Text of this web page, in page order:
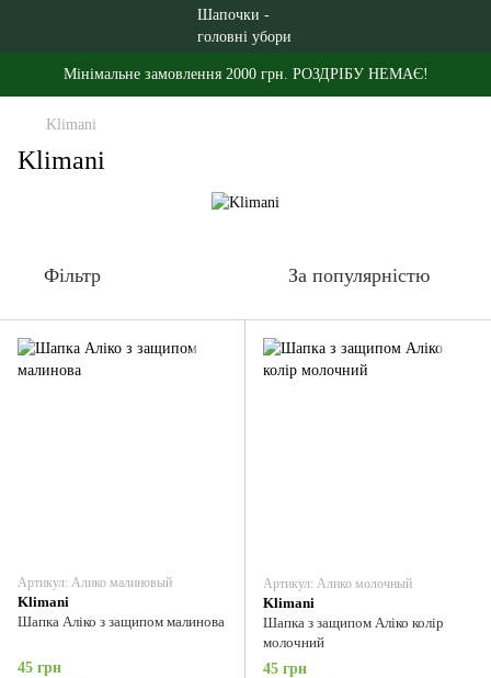
Мінімальне замовлення 2000 грн. РОЗДРІБУ НЕМАЄ!
Klimani
Klimani
Фільтр За популярністю
Артикул: Алико малиновый
Klimani
Шапка Аліко з защипом малинова
45 грн
Артикул: Алико молочный
Klimani
Шапка з защипом Аліко колір
молочний
45 грн